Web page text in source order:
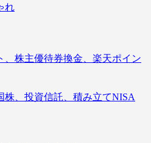
れ
、株主優待券換金、楽天ポイン
株、投資信託、積み立てNISA